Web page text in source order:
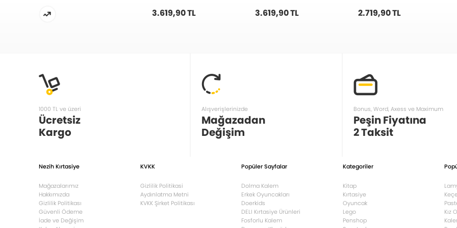
3.619,90 TL 3.619,90 TL 2.719,90 TL
1000 TL ve üzeri
Ücretsiz
Kargo
Alışverişlerinizde
Mağazadan
Değişim
Bonus, Word, Axess ve Maximum
Peşin Fiyatına
2 Taksit
Nezih Kırtasiye
Mağazalarımız
Hakkımızda
Gizlilik Politikası
Güvenli Ödeme
İade ve Değişim
KVKK
Gizlilik Politikasi
Aydınlatma Metni
KVKK Şirket Politikası
Popüler Sayfalar
Dolma Kalem
Erkek Oyuncakları
Doerkids
DELI Kırtasiye Ürünleri
Fosforlu Kalem
Kategoriler
Kitap
Kırtasiye
Oyuncak
Lego
Penshop
Kız